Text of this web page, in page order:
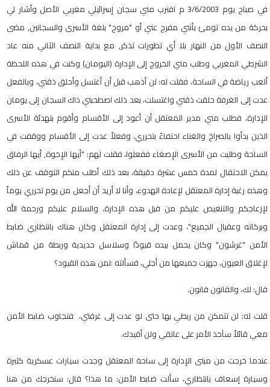
في صباح يوم 3/6/2003 م اقترب مني سجان إسرائيلي مغربي الأصل وأشار لي
بحركة من يده تومئ بأنني مفرج عني أو "مروح" بلغة الأسرى والسجانين, مضى
النصف الأول من النهار بلا أي تطورات تذكر, مع بداية النصف الثاني منه عاد
الشرطي المغربي وطلب مني الخروج إلى الإدارة (اليومان) وكنت في هذه اللحظة
ألعب رياضة في الساحة، فقلت له: لن أذهب قبل أن أغتسل وأحلق ذقني، وبالفعل
عدت إلى الغرفة حلقت ذقني واغتسلت، بعد ذلك اصطحبني ذاك السجان إلى يومان
الإدارة، فطلب مني مدير المعتقل أن أعود إلى الأقسام وأقوم بتهدئة الأسرى
الذين بدأوا بالصراخ والغناء احتفاءً بتحرري، وفعلاً عدت إلى الأقسام ووقفت في
الساحة وطلبت من الأسرى الإصغاء ففعلوا، فقلت لهم: "أيها الإخوة, أيها الرفاق
يمكن الاحتفال لمدة خمس عشرة دقيقة، بعد ذلك أطلب منكم التوقف عن ذلك
وهذه رغبة إدارة المعتقل لإعادة الهدوء، وأنا لا أريد أن أجعل من يوم تحرري يوماً
لإزعاجكم والتنغيص عليكم من قبل هذه الإدارة، والسلام عليكم ورحمة الله
وبركاته وعقبال الجميع"، وعدت إلى إدارة المعتقل وكان هناك بانتظاري ضابط
الأمن "غرشون" وكان يحمل بيده قيودًا وسلاسل حديدية وربطة من قماش
لإغلاق العيون، جهزت جميعها من أجلي، فسألته :لمن هذه القيود؟
قال: لك، والقانون قانون.
قلت له: لن تتمكن من ربطي بها حتى لو عدت إلى غرفتي، فتجاوب ضابط الأمن
معي قائلاً سآخذ الأمر على عاتقي ولن أقيدك.
عندما خرجت من مبنى الإدارة إلى ساحة المعتقل وجدت سيارات عسكرية كثيرة
وسيارة إسعاف بانتظاري، سألت ضابط الأمن: ما هذا؟ قال: سنخرجك من هنا